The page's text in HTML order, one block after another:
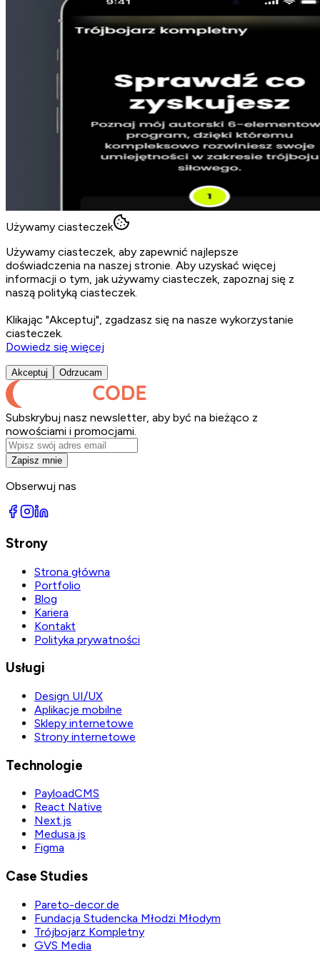
Używamy ciasteczek
Używamy ciasteczek, aby zapewnić najlepsze
doświadczenia na naszej stronie. Aby uzyskać więcej
informacji o tym, jak używamy ciasteczek, zapoznaj się z
naszą polityką ciasteczek.
Klikając "Akceptuj", zgadzasz się na nasze wykorzystanie
ciasteczek.
Dowiedz się więcej
Akceptuj Odrzucam
Subskrybuj nasz newsletter, aby być na bieżąco z
nowościami i promocjami.
Zapisz mnie
Obserwuj nas
Strony
Strona główna
Portfolio
Blog
Kariera
Kontakt
Polityka prywatności
Usługi
Design UI/UX
Aplikacje mobilne
Sklepy internetowe
Strony internetowe
Technologie
PayloadCMS
React Native
Next.js
Medusa.js
Figma
Case Studies
Pareto-decor.de
Fundacja Studencka Młodzi Młodym
Trójbojarz Kompletny
GVS Media